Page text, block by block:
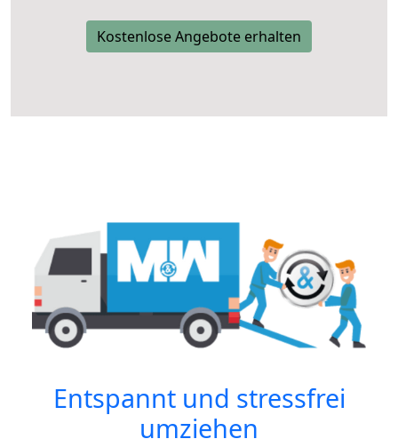
Kostenlose Angebote erhalten
Entspannt und stressfrei
umziehen